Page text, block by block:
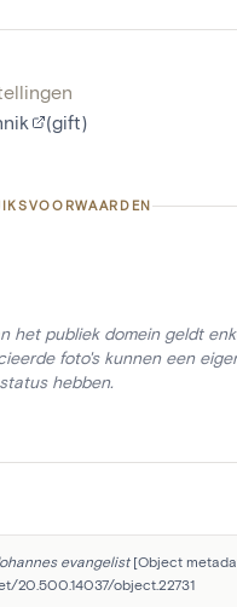
(gift)
het publiek domein geldt
foto's kunnen een
hebben.
evangelist [Object
20.500.14037/object.22731